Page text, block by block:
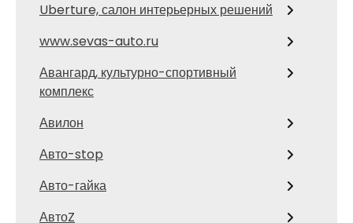
Uberture, салон интерьерных решений
www.sevas-auto.ru
Авангард, культурно-спортивный
комплекс
Авилон
Авто-stop
Авто-гайка
АвтоZ